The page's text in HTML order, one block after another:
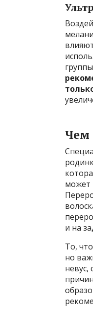
Чем
может
и на
То,
но
невус,